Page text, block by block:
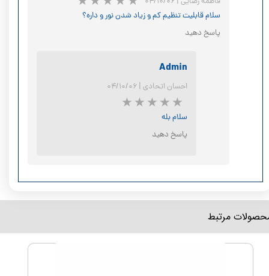
★★★★★
سلام قابلیت تنظیم کم و زیاد شدن نور و داره؟
پاسخ دهید
Admin
احسان اتحادی | ۰۴/۱۰/۰۶
سلام بله
پاسخ دهید
مرتبط